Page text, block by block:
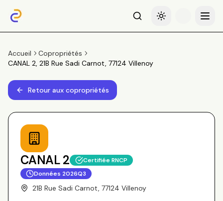
RechercheBasculer le thème
Menu
Accueil
Copropriétés
CANAL 2, 21B Rue Sadi Carnot, 77124 Villenoy
Retour aux copropriétés
CANAL 2
Certifiée RNCP
Données 2026Q3
21B Rue Sadi Carnot, 77124 Villenoy